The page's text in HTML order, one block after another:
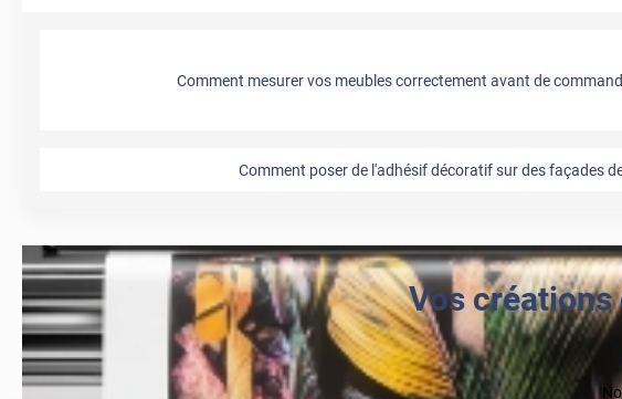
Comment mesurer vos meubles correctement avant de
Comment poser de l'adhésif décoratif sur des façades
Vos